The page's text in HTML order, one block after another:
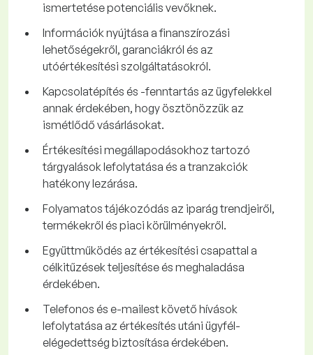
ismertetése potenciális vevőknek.
Információk nyújtása a finanszírozási
lehetőségekről, garanciákról és az
utóértékesítési szolgáltatásokról.
Kapcsolatépítés és -fenntartás az ügyfelekkel
annak érdekében, hogy ösztönözzük az
ismétlődő vásárlásokat.
Értékesítési megállapodásokhoz tartozó
tárgyalások lefolytatása és a tranzakciók
hatékony lezárása.
Folyamatos tájékozódás az iparág trendjeiről,
termékekről és piaci körülményekről.
Együttműködés az értékesítési csapattal a
célkitűzések teljesítése és meghaladása
érdekében.
Telefonos és e-mailest követő hívások
lefolytatása az értékesítés utáni ügyfél-
elégedettség biztosítása érdekében.